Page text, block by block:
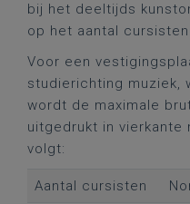
bij het deeltijds
op het aantal cursisten.
Voor een
studierichting muziek,
wordt de maximale
uitgedrukt in vierkante
volgt:
Aantal cursisten